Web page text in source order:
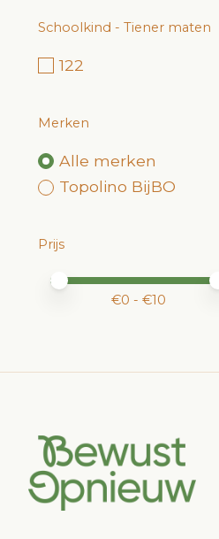
Schoolkind - Tiener maten
122
Merken
Alle merken
Topolino BijBO
Prijs
Minimale prijswaarde
Price maximum value
€0 - €10